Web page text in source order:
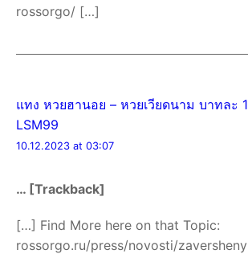
rossorgo/ […]
แทง หวยฮานอย – หวยเวียดนาม บาทละ
LSM99
10.12.2023 at 03:07
… [Trackback]
[…] Find More here on that Topic:
rossorgo.ru/press/novosti/